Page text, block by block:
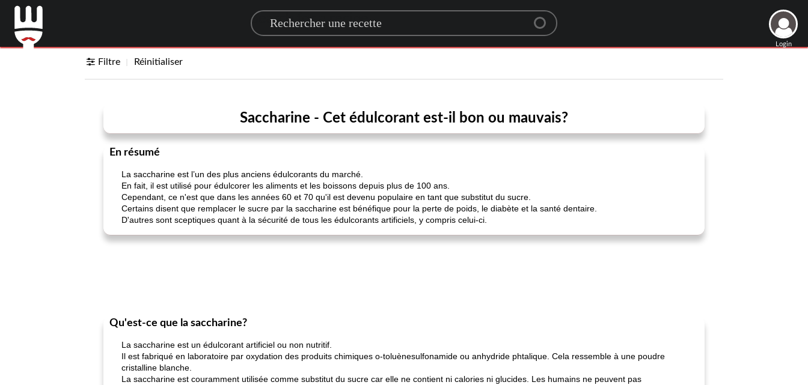
Search for a recipe
Login
Filtre Réinitialiser
Saccharine - Cet édulcorant est-il bon ou mauvais?
En résumé
La saccharine est l’un des plus anciens édulcorants du marché.
En fait, il est utilisé pour édulcorer les aliments et les boissons depuis plus de 100 ans.
Cependant, ce n'est que dans les années 60 et 70 qu'il est devenu populaire en tant que substitut du sucre.
Certains disent que remplacer le sucre par la saccharine est bénéfique pour la perte de poids, le diabète et la santé dentaire.
D'autres sont sceptiques quant à la sécurité de tous les édulcorants artificiels, y compris celui-ci.
Qu'est-ce que la saccharine?
La saccharine est un édulcorant artificiel ou non nutritif.
Il est fabriqué en laboratoire par oxydation des produits chimiques o-toluènesulfonamide ou anhydride phtalique. Cela ressemble à une poudre
cristalline blanche.
La saccharine est couramment utilisée comme substitut du sucre car elle ne contient ni calories ni glucides. Les humains ne peuvent pas